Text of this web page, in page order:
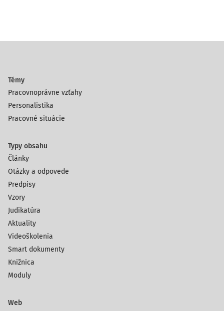
Témy
Pracovnoprávne vzťahy
Personalistika
Pracovné situácie
Typy obsahu
Články
Otázky a odpovede
Predpisy
Vzory
Judikatúra
Aktuality
Videoškolenia
Smart dokumenty
Knižnica
Moduly
Web